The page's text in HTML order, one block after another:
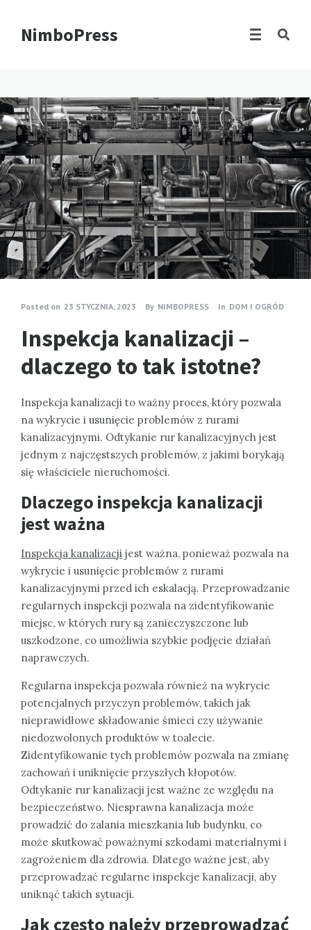
NimboPress
Posted on 23 STYCZNIA, 2023 By NIMBOPRESS In DOM I OGRÓD
Inspekcja kanalizacji –
dlaczego to tak istotne?
Inspekcja kanalizacji to ważny proces, który pozwala
na wykrycie i usunięcie problemów z rurami
kanalizacyjnymi. Odtykanie rur kanalizacyjnych jest
jednym z najczęstszych problemów, z jakimi borykają
się właściciele nieruchomości.
Dlaczego inspekcja kanalizacji
jest ważna
Inspekcja kanalizacji jest ważna, ponieważ pozwala na
wykrycie i usunięcie problemów z rurami
kanalizacyjnymi przed ich eskalacją. Przeprowadzanie
regularnych inspekcji pozwala na zidentyfikowanie
miejsc, w których rury są zanieczyszczone lub
uszkodzone, co umożliwia szybkie podjęcie działań
naprawczych.
Regularna inspekcja pozwala również na wykrycie
potencjalnych przyczyn problemów, takich jak
nieprawidłowe składowanie śmieci czy używanie
niedozwolonych produktów w toalecie.
Zidentyfikowanie tych problemów pozwala na zmianę
zachowań i uniknięcie przyszłych kłopotów.
Odtykanie rur kanalizacji jest ważne ze względu na
bezpieczeństwo. Niesprawna kanalizacja może
prowadzić do zalania mieszkania lub budynku, co
może skutkować poważnymi szkodami materialnymi i
zagrożeniem dla zdrowia. Dlatego ważne jest, aby
przeprowadzać regularne inspekcje kanalizacji, aby
uniknąć takich sytuacji.
Jak często należy przeprowadzać